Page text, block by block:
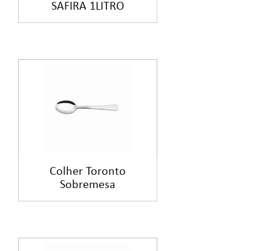
SAFIRA 1LITRO
Colher Toronto
Sobremesa